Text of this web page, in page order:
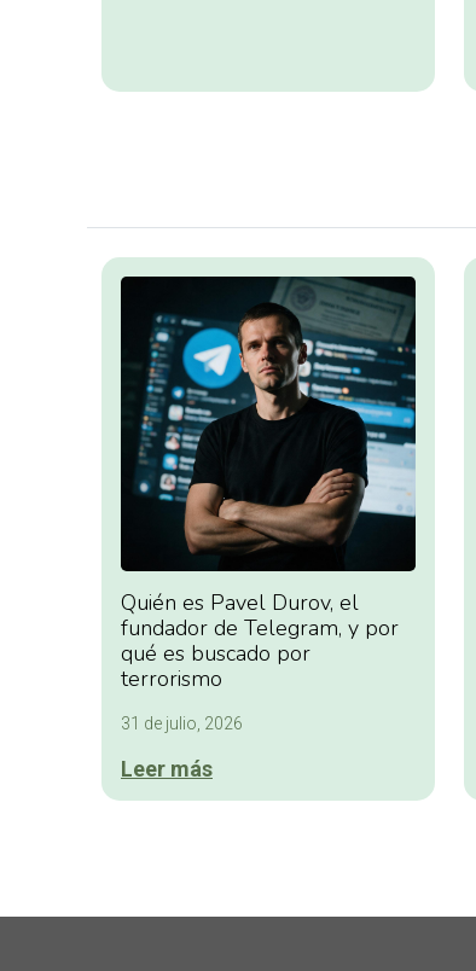
Quién es Pavel Durov, el
fundador de Telegram, y por
qué es buscado por
terrorismo
31 de julio, 2026
Leer más